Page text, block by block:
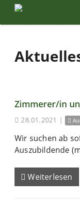
Zimmerer/in
28.01.2021 |
Wir suchen ab
Auszubildende
Weiterlesen